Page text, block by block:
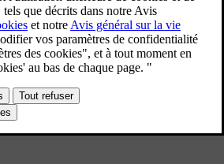
contient des ressources de
intl/supportcomporte nos
concernant les nouveautés du logiciel
plus proche ou contacter Volvo par